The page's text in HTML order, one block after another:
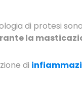
di protesi
la
di